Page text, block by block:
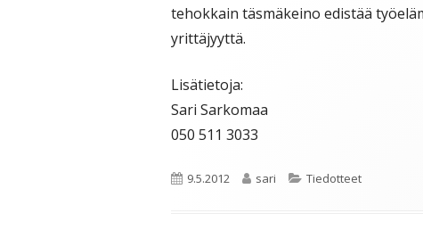
tehokkain täsmäkeino edistää
yrittäjyyttä.
Lisätietoja:
Sari Sarkomaa
050 511 3033
Julkaistu
9.5.2012 Kirjoittaja
sari Kategoriat
Tiedotteet